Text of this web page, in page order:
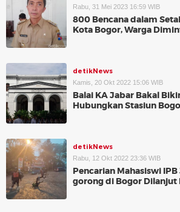
Rabu, 31 Mei 2023 16:59 WIB
800 Bencana dalam
Kota Bogor, Warga
detikNews
Kamis, 20 Okt 2022 15:06 WIB
Balai KA Jabar Bakal
Hubungkan Stasiun
detikNews
Rabu, 12 Okt 2022 23:36 WIB
Pencarian Mahasiswi
gorong di Bogor Dilanjut